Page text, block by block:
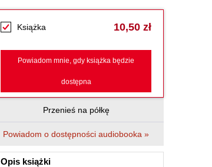
Książka 10,50 zł
Powiadom mnie, gdy książka będzie
dostępna
Przenieś na półkę
Powiadom o dostępności audiobooka »
Opis książki